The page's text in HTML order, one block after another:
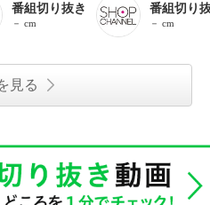
番組切り抜き
－ cm
番組切り
－ cm
見る